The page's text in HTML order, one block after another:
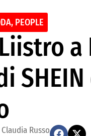
, PEOPLE
Claudia Russo